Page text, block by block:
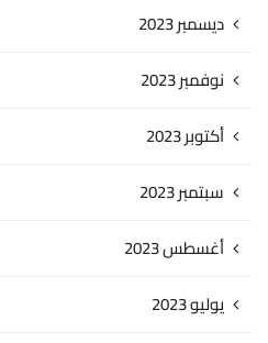
ديسمبر 2023
نوفمبر 2023
أكتوبر 2023
سبتمبر 2023
أغسطس 2023
يوليو 2023